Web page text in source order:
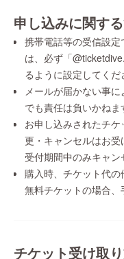
申し込みに関す
携帯電話等の受信設
は、必ず「
るように設定してくだ
メールが届かない事
でも責任は負いかねま
お申し込みされたチ
更・キャンセルはお
受付期間中のみキャン
購入時、チケット代
無料チケットの場合、
チケット受け取